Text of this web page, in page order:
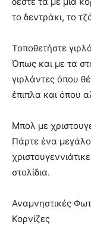
το δεντράκι, το
Τοποθετήστε
Όπως και με τα
γιρλάντες όπου
έπιπλα και όπου
Μπολ με
Πάρτε ένα μεγάλο
στολίδια.
Αναμνηστικές
Κορνίζες